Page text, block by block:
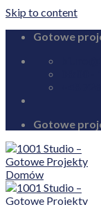
Skip to content
Gotowe
Gotowe